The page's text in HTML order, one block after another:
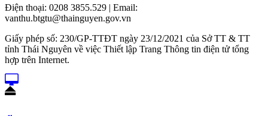
Điện thoại: 0208 3855.529 | Email:
vanthu.btgtu@thainguyen.gov.vn
Giấy phép số: 230/GP-TTĐT ngày 23/12/2021 của Sở TT & TT
tỉnh Thái Nguyên về việc Thiết lập Trang Thông tin điện tử tổng
hợp trên Internet.